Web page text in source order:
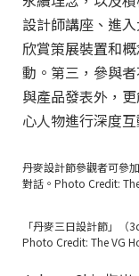
設計師講座、進
欣賞策展裝置和
動。第三，參與
與產品發表外，
心人物進行深度互
丹麥設計節參觀者可參
對話。Photo Credit:
「丹麥三日設計節」（
Photo Credit: The VG